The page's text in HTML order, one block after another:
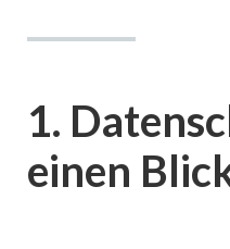
1.
einen